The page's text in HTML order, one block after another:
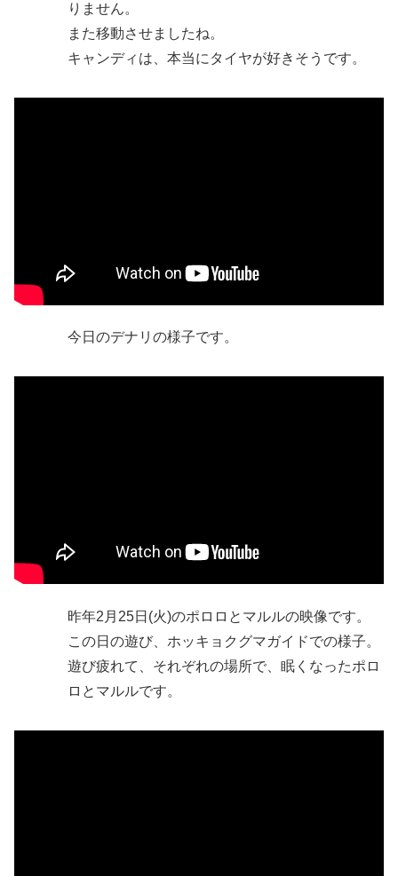
りません。
また移動させましたね。
キャンディは、本当にタイヤが好きそうです。
今日のデナリの様子です。
昨年2月25日(火)のポロロとマルルの映像です。
この日の遊び、ホッキョクグマガイドでの様子。
遊び疲れて、それぞれの場所で、眠くなったポロ
ロとマルルです。